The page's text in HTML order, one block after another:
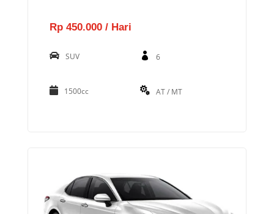
Rp 450.000 / Hari
SUV 6
1500cc AT / MT